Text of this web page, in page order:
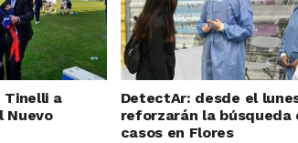
Tinelli a
Nuevo
DetectAr: desde el
reforzarán la búsqueda
casos en Flores